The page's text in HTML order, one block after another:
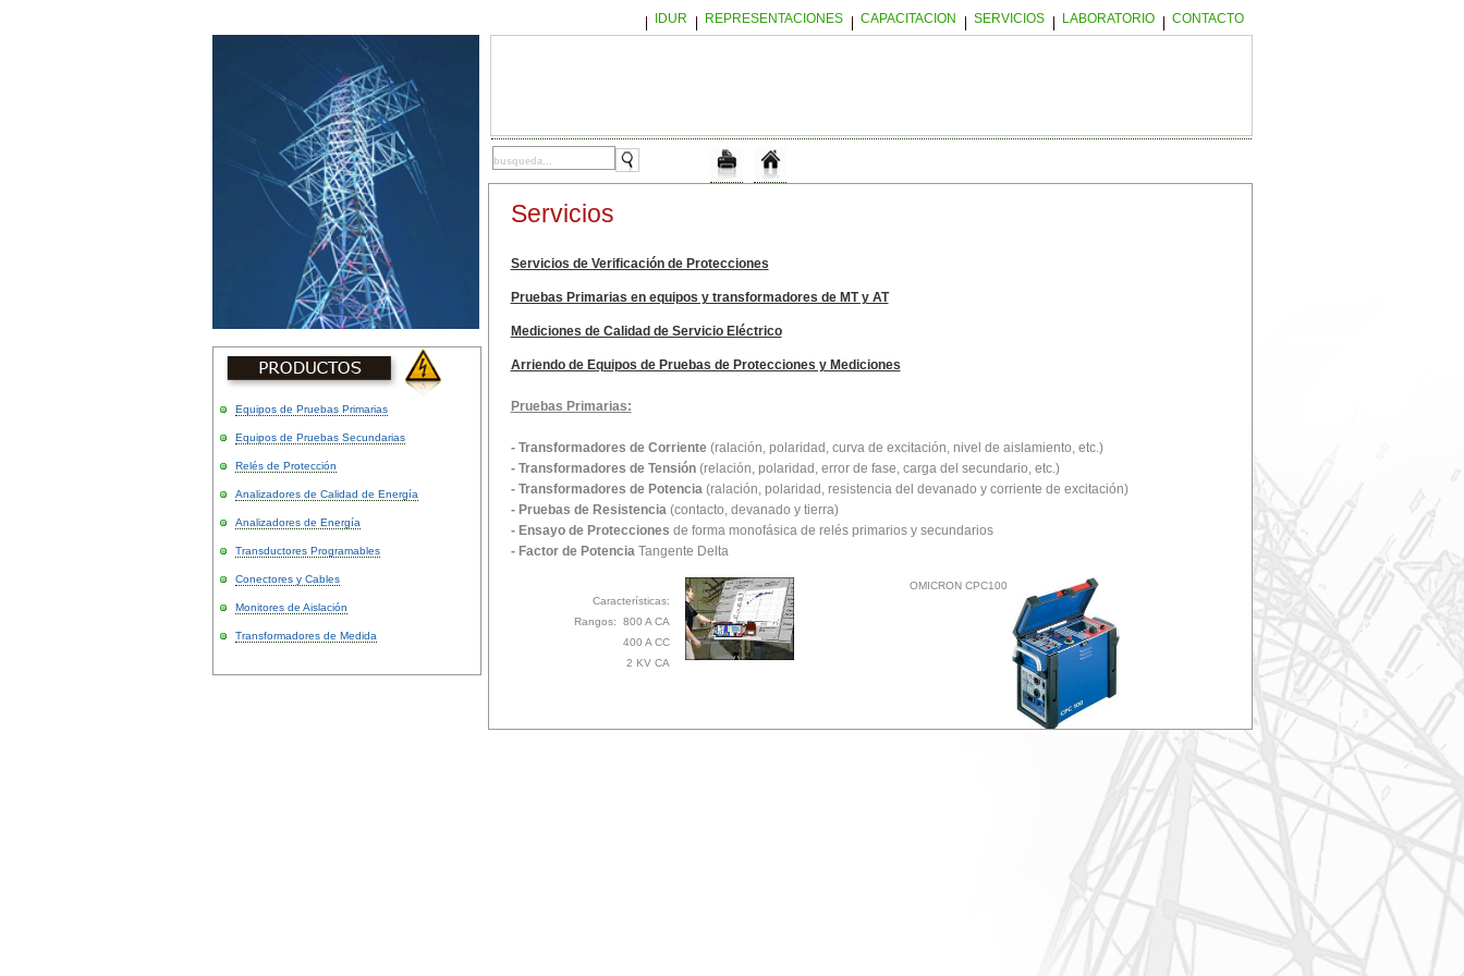
CONTACTO
LABORATORIO
SERVICIOS
CAPACITACION
REPRESENTACIONES
IDUR
Servicios
Servicios de Verificación de Protecciones
Pruebas Primarias en equipos y transformadores de MT y AT
Mediciones de Calidad de Servicio Eléctrico
Arriendo de Equipos de Pruebas de Protecciones y Mediciones
Pruebas Primarias:
- Transformadores de Corriente(ralación, polaridad, curva de excitación, nivel de aislamiento, etc.)
- Transformadores de Tensión(relación, polaridad, error de fase, carga del secundario, etc.)
- Transformadores de Potencia(ralación, polaridad, resistencia del devanado y corriente de excitación)
- Pruebas de Resistencia(contacto, devanado y tierra)
- Ensayo de Protecciones de forma monofásica de relés primarios y secundarios
- Factor de PotenciaTangente Delta
Características:
Rangos: 800 A CA
400 A CC
2 KV CA
OMICRON CPC100
Equipos de Pruebas Primarias
Equipos de Pruebas Secundarias
Relés de Protección
Analizadores de Calidad de Energía
Analizadores de Energía
Transductores Programables
Conectores y Cables
Monitores de Aislación
Transformadores de Medida